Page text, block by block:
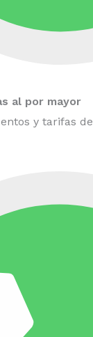
al por mayor
y tarifas